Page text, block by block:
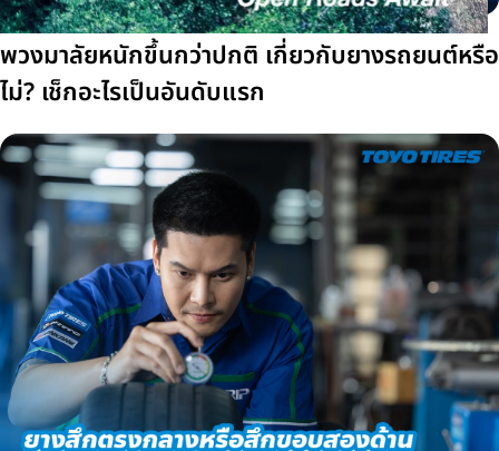
พวงมาลัยหนักขึ้นกว่าปกติ เกี่ยวกับยางรถยนต์หรือ
ไม่? เช็กอะไรเป็นอันดับแรก